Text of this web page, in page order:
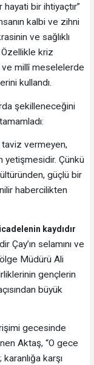
bir ihtiyaçtır”
kalbi ve zihni
ve sağlıklı
Özellikle kriz
ve millî meselelerde
kullandı.
şekilleneceğini
vermeyen,
yetişmesidir. Çünkü
güçlü bir
habercilikten
kaydıdır
Çay’ın selamını ve
Müdürü Ali
gençlerin
büyük
gecesinde
Aktaş, “O gece
karşı